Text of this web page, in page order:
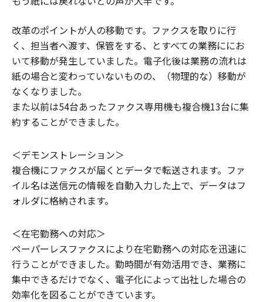
改革のポイントが人の移動です。ファクスを取りに行
く、担当者へ渡す、保管をする、とすべての業務ににお
いて移動が発生していました。電子化後は業務の流れは
紙の場合と変わっていないものの、（物理的な）移動が
なくなりました。
また以前は54台あったファクス専用機も複合機13台に集
約することができました。
＜デモンストレーション＞
複合機にファクスが届くとデータで転送されます。ファ
イル名は送信元の情報を自動入力した上で、データはフ
ォルダに格納されます。
＜在宅勤務への対応＞
ペーパーレスファクスにより在宅勤務への対応を迅速に
行うことができました。勤時間が有効活用でき、業務に
集中できるだけでなく、電子化によって出社した場合の
効率化を図ることができています。